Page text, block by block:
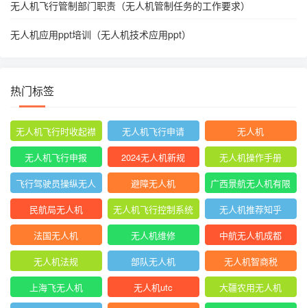
无人机飞行管制部门职责（无人机管制任务的工作要求）
无人机应用ppt培训（无人机技术应用ppt）
热门标签
无人机飞行时收起襟
翼
无人机飞行申请
无人机
无人机飞行申报
2024无人机新规
无人机操作手册
飞行驾驶员操纵无人
机坡度转弯时
避障无人机
广西景航无人机有限
公司官网首页
民航局无人机
无人机飞行控制系统
中的pid控制器
无人机推荐知乎
法国无人机
无人机维修
中航无人机成都
无人机法规
部队无人机
无人机智商税
上海飞无人机
无人机utc
大疆农用无人机